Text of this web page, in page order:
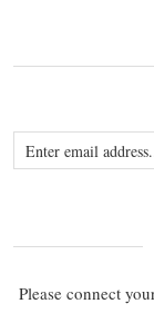
Please connect